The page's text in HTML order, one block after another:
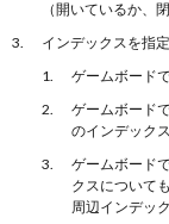
（開いているか、
インデックスを指
ゲームボード
ゲームボード
のインデック
ゲームボード
クスについて
周辺インデッ